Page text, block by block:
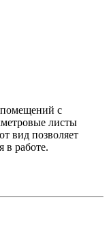
помещений с
листы
вид позволяет
в работе.